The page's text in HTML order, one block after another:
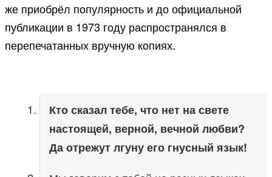
же приобрёл популярность и до официальной
публикации в 1973 году распространялся в
перепечатанных вручную копиях.
Кто сказал тебе, что нет на свете
настоящей, верной, вечной любви?
Да отрежут лгуну его гнусный язык!